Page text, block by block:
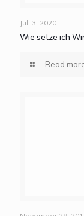
Juli 3, 2020
Wie setze ich
Read